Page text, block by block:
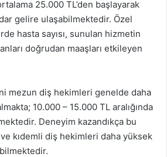
25.000 TL’den başlayarak
gelire ulaşabilmektedir. Özel
hasta sayısı, sunulan hizmetin
doğrudan maaşları etkileyen
mezun diş hekimleri genelde daha
10.000 – 15.000 TL aralığında
Deneyim kazandıkça bu
kıdemli diş hekimleri daha yüksek